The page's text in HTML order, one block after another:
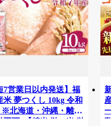
7営業日以内発送】福
米 夢つくし 10kg 令和
※北海道・沖縄・離島
不可 |【精米 単一米 単